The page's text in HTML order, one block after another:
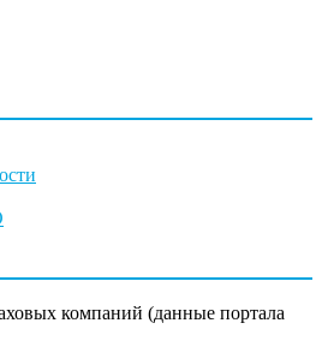
компаний (данные портала